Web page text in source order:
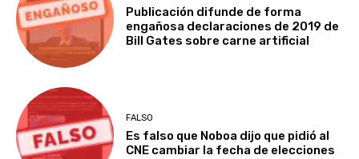
Publicación difunde de forma
engañosa declaraciones de 2019 de
Bill Gates sobre carne artificial
FALSO
Es falso que Noboa dijo que pidió al
CNE cambiar la fecha de elecciones